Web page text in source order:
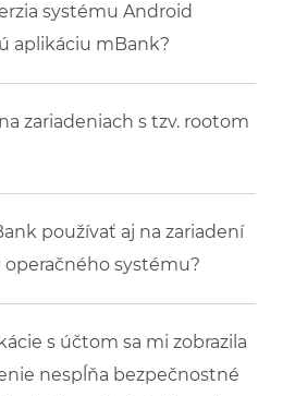
systému Android
aplikáciu mBank?
zariadeniach s tzv. rootom
používať aj na zariadení
systému?
s účtom sa mi zobrazila
nespĺňa bezpečnostné